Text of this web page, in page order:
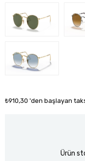
₺910,30 'den başlayan
Ürün